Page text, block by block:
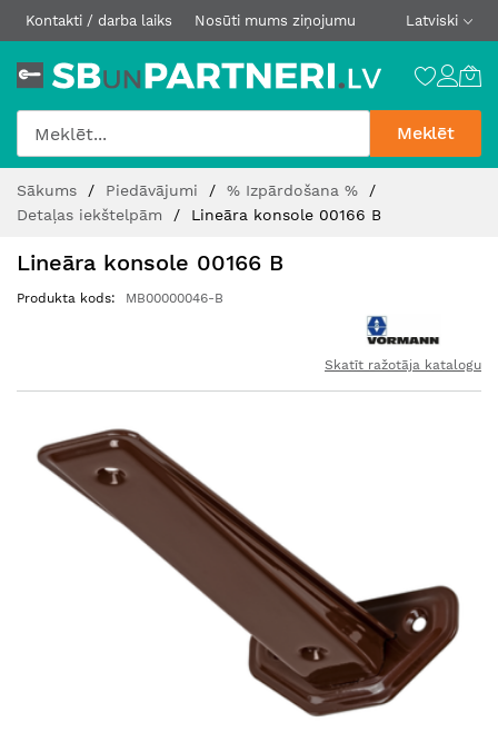
Kontakti / darba laiks Nosūti mums ziņojumu Latviski
Meklēt
Content
Sākums Piedāvājumi
% Izpārdošana %
Detaļas iekštelpām
Lineāra konsole 00166 B
Lineāra konsole 00166 B
Produkta kods MB00000046-B
Skatīt ražotāja katalogu
galerijas
beigām